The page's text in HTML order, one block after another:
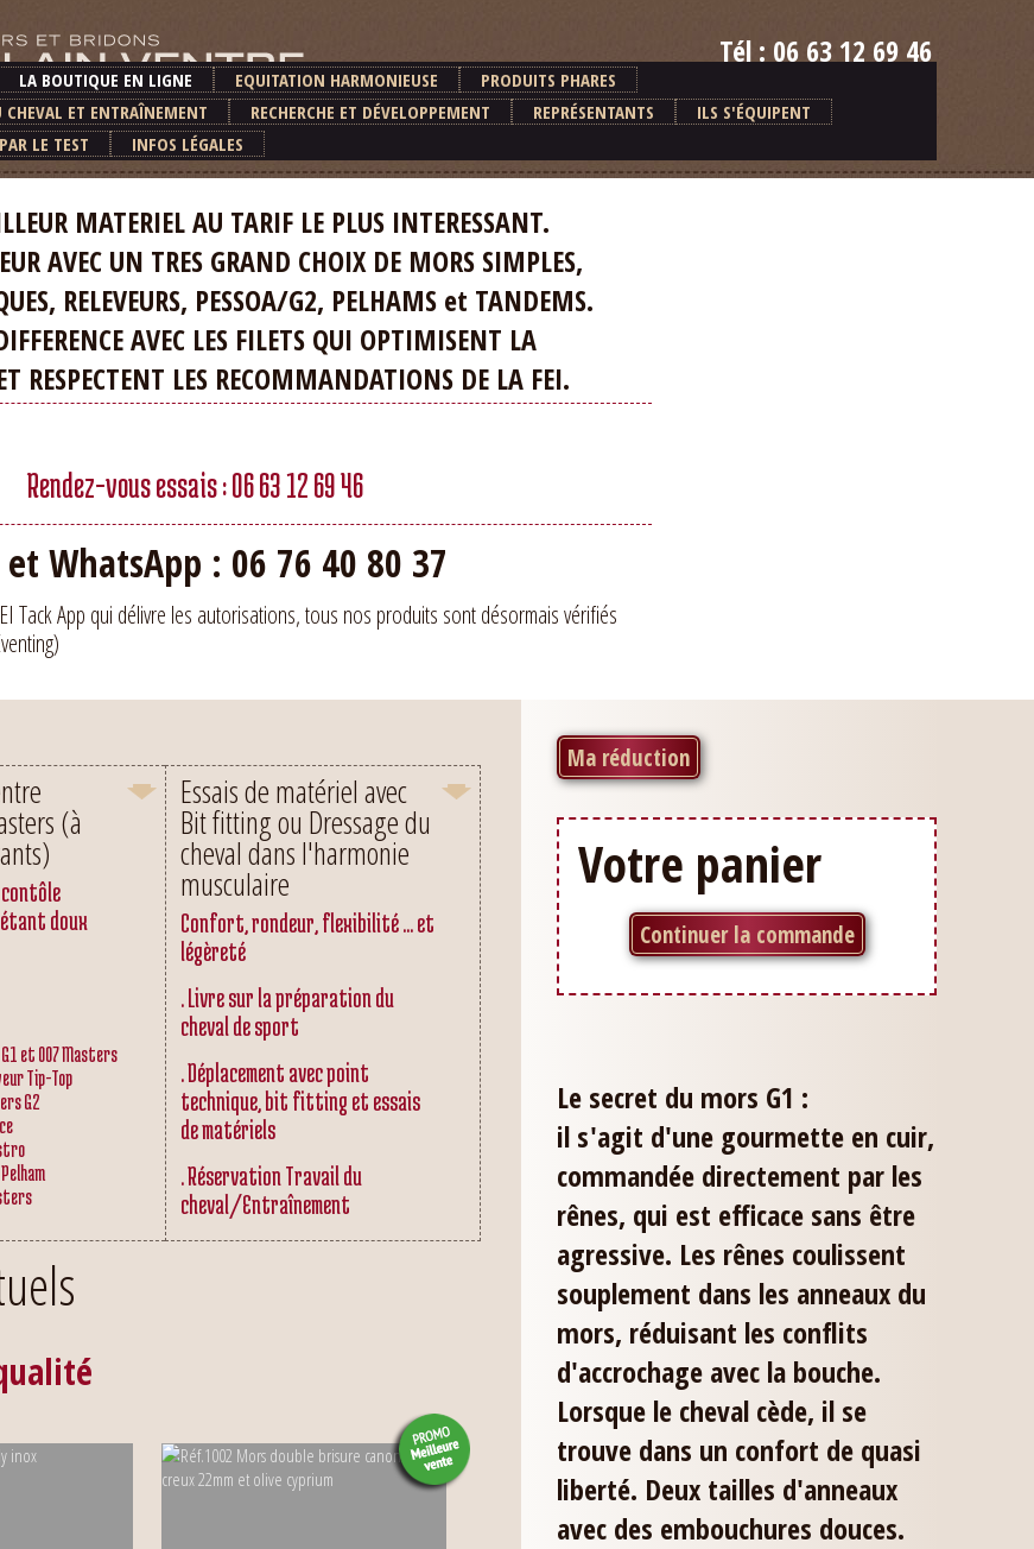
Tél : 06 63 12 69 46
LA BOUTIQUE EN LIGNE EQUITATION HARMONIEUSE
PRODUITS PHARES
CHEVAL ET ENTRAÎNEMENT
RECHERCHE ET DÉVELOPPEMENT REPRÉSENTANTS
ILS S'ÉQUIPENT
LE TEST
INFOS LÉGALES
AU TARIF LE PLUS INTERESSANT.
AVEC UN TRES GRAND CHOIX DE MORS SIMPLES,
RELEVEURS, PESSOA/G2, PELHAMS et TANDEMS.
AVEC LES FILETS QUI OPTIMISENT LA
LES RECOMMANDATIONS DE LA FEI.
Rendez-vous essais : 06 63 12 69 46
et WhatsApp : 06 76 40 80 37
Tack App qui délivre les autorisations, tous nos produits sont désormais vérifiés
(à
doux
G1 et 007 Masters
Tip-Top
G2
Essais de matériel avec
Bit fitting ou Dressage du
cheval dans l'harmonie
musculaire
Confort, rondeur, flexibilité ... et
légèreté
. Livre sur la préparation du
cheval de sport
. Déplacement avec point
technique, bit fitting et essais
de matériels
. Réservation Travail du
cheval/Entraînement
Ma réduction
Votre panier
Continuer la commande
Le secret du mors G1 :
il s'agit d'une gourmette en cuir,
commandée directement par les
rênes, qui est efficace sans être
agressive. Les rênes coulissent
souplement dans les anneaux du
mors, réduisant les conflits
d'accrochage avec la bouche.
Lorsque le cheval cède, il se
trouve dans un confort de quasi
liberté. Deux tailles d'anneaux
avec des embouchures douces.